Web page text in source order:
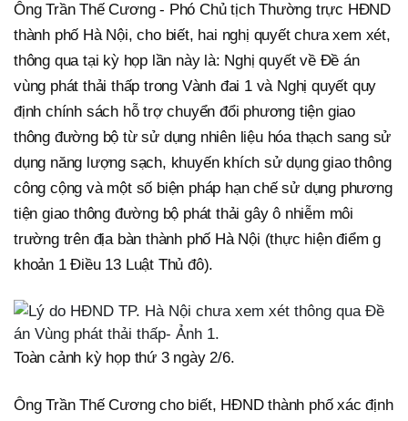
Ông Trần Thế Cương - Phó Chủ tịch Thường trực HĐND
thành phố Hà Nội, cho biết, hai nghị quyết chưa xem xét,
thông qua tại kỳ họp lần này là: Nghị quyết về Đề án
vùng phát thải thấp trong Vành đai 1 và Nghị quyết quy
định chính sách hỗ trợ chuyển đổi phương tiện giao
thông đường bộ từ sử dụng nhiên liệu hóa thạch sang sử
dụng năng lượng sạch, khuyến khích sử dụng giao thông
công cộng và một số biện pháp hạn chế sử dụng phương
tiện giao thông đường bộ phát thải gây ô nhiễm môi
trường trên địa bàn thành phố Hà Nội (thực hiện điểm g
khoản 1 Điều 13 Luật Thủ đô).
Toàn cảnh kỳ họp thứ 3 ngày 2/6.
Ông Trần Thế Cương cho biết, HĐND thành phố xác định